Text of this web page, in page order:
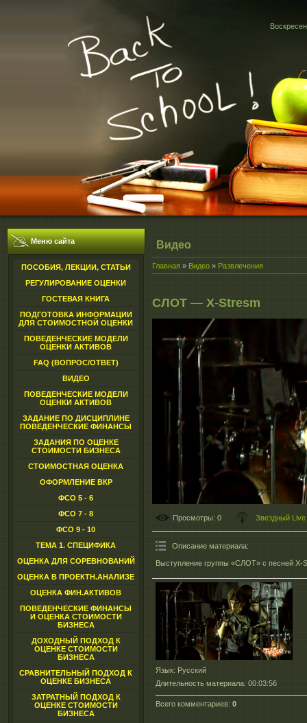
Меню сайта
ПОСОБИЯ, ЛЕКЦИИ, СТАТЬИ
РЕГУЛИРОВАНИЕ ОЦЕНКИ
ГОСТЕВАЯ КНИГА
ПОДГОТОВКА ИНФОРМАЦИИ
ДЛЯ СТОИМОСТНОЙ ОЦЕНКИ
ПОВЕДЕНЧЕСКИЕ МОДЕЛИ
ОЦЕНКИ АКТИВОВ
FAQ (ВОПРОС/ОТВЕТ)
ВИДЕО
ПОВЕДЕНЧЕСКИЕ МОДЕЛИ
ОЦЕНКИ АКТИВОВ
ЗАДАНИЕ ПО ДИСЦИПЛИНЕ
ПОВЕДЕНЧЕСКИЕ ФИНАНСЫ
ЗАДАНИЯ ПО ОЦЕНКЕ
СТОИМОСТИ БИЗНЕСА
СТОИМОСТНАЯ ОЦЕНКА
ОФОРМЛЕНИЕ ВКР
ФСО 5 - 6
ФСО 7 - 8
ФСО 9 - 10
ТЕМА 1. СПЕЦИФИКА
ОЦЕНКА ДЛЯ СОРЕВНОВАНИЙ
ОЦЕНКА В ПРОЕКТН.АНАЛИЗЕ
ОЦЕНКА ФИН.АКТИВОВ
ПОВЕДЕНЧЕСКИЕ ФИНАНСЫ
И ОЦЕНКА СТОИМОСТИ
БИЗНЕСА
ДОХОДНЫЙ ПОДХОД К
ОЦЕНКЕ СТОИМОСТИ
БИЗНЕСА
СРАВНИТЕЛЬНЫЙ ПОДХОД К
ОЦЕНКЕ БИЗНЕСА
ЗАТРАТНЫЙ ПОДХОД К
ОЦЕНКЕ СТОИМОСТИ
БИЗНЕСА
Видео
Главная » Видео » Развлечения
СЛОТ — X-Stresm
Просмотры: 0 Звездный Live
Описание материала:
Выступление группы «СЛОТ» с песней X-
Язык: Русский
Длительность материала: 00:03:56
Всего комментариев: 0